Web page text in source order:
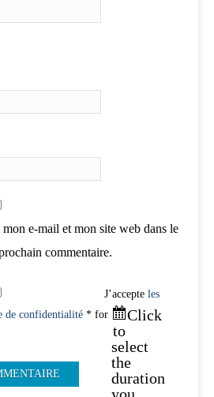
e-mail et mon site web dans le
commentaire.
J’accepte les
de confidentialité * for
Click
to
select
the
duration
you